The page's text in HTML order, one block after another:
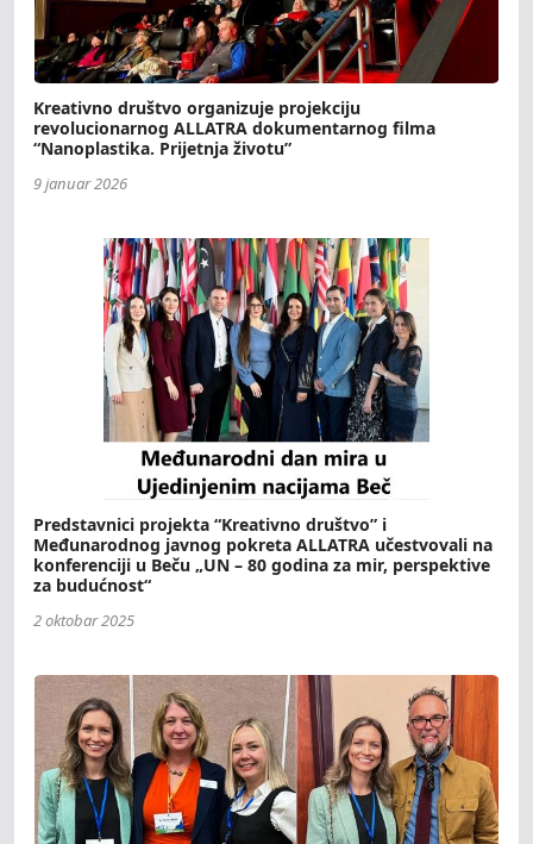
Kreativno društvo organizuje projekciju
revolucionarnog ALLATRA dokumentarnog filma
“Nanoplastika. Prijetnja životu”
9 januar 2026
Predstavnici projekta “Kreativno društvo” i
Međunarodnog javnog pokreta ALLATRA učestvovali na
konferenciji u Beču „UN – 80 godina za mir, perspektive
za budućnost“
2 oktobar 2025